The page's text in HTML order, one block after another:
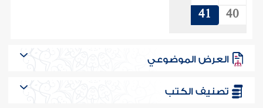
40
41
العرض الموضوعي
تصنيف الكتب